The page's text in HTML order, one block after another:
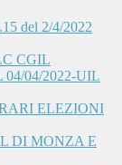
del 2/4/2022
CGIL
04/2022-UIL
ELEZIONI
DI MONZA E